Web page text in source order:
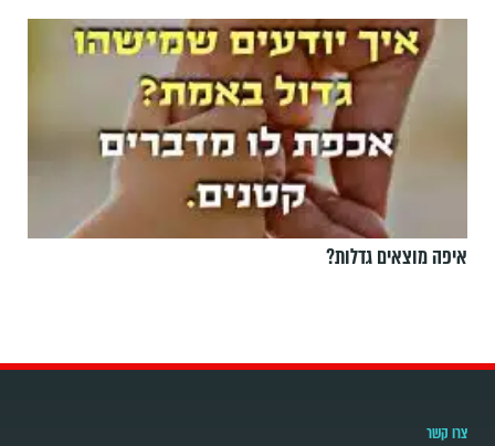
איפה מוצאים גדלות?
צרו קשר